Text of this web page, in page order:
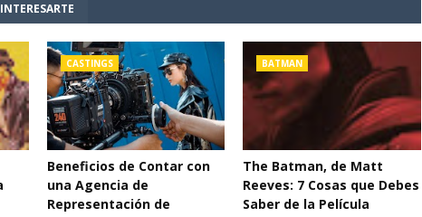
CASTINGS
Beneficios de Contar con
una Agencia de
Representación de
BATMAN
The Batman, de Matt
Reeves: 7 Cosas que Debes
Saber de la Película